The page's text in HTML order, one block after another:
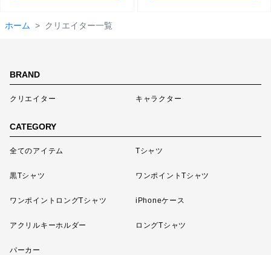
ホーム クリエイター一覧
BRAND
クリエイター キャラクター
CATEGORY
全てのアイテム Tシャツ
黒Tシャツ ワンポイントTシャツ
ワンポイントロングTシャツ iPhoneケース
アクリルキーホルダー ロングTシャツ
パーカー